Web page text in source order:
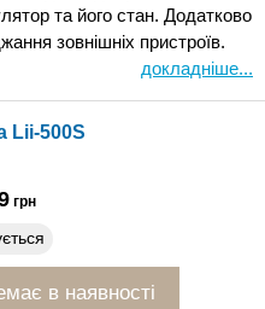
та його стан. Додатково
зовнішніх пристроїв.
докладніше...
Lii-500S
грн
в наявності